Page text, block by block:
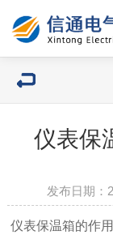
仪表保
发布日期：
仪表保温箱的作